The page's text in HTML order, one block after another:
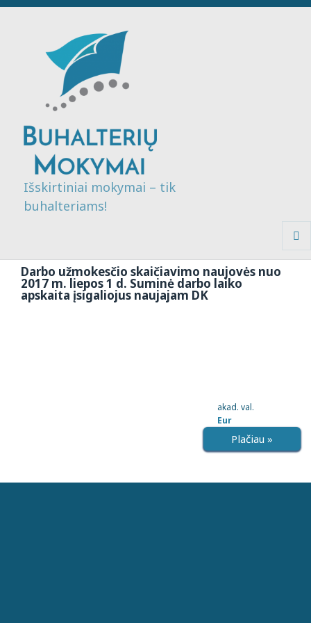
Išskirtiniai mokymai – tik
buhalteriams!
Darbo užmokesčio skaičiavimo naujovės nuo
2017 m. liepos 1 d. Suminė darbo laiko
apskaita įsigaliojus naujajam DK
akad. val.
Eur
Plačiau »